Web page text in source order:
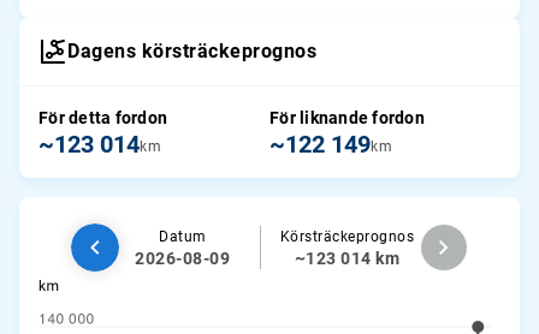
Dagens körsträckeprognos
För detta fordon
~123 014km
För liknande fordon
~122 149km
Datum
2026-08-09
Körsträckeprognos
~123 014 km